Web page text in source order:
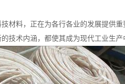
材料，正在为各行各业的发展提供重
技术内涵，都使其成为现代工业生产